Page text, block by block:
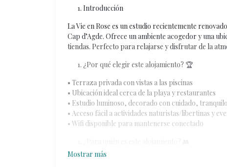
Introducción
La Vie en Rose es un estudio recientemente
Cap d’Agde. Ofrece un ambiente acogedor y una
tiendas. Perfecto para relajarse y disfrutar de la
¿Por qué elegir este alojamiento? 🏆
• Terraza privada con vistas a las piscinas
• Ubicación ideal cerca de la playa y restaurantes
• Estudio luminoso, decorado con cuidado,
• Acceso fácil a actividades naturistas/libertinas y
• Wifi disponible para mantenerse conectado
• Parejas naturistas que buscan confort y sociabilidad
Mostrar más